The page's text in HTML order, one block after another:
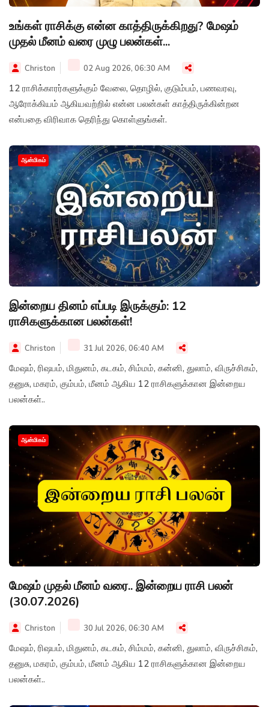
உங்கள் ராசிக்கு என்ன காத்திருக்கிறது? மேஷம்
முதல் மீனம் வரை முழு பலன்கள்...
Christon 02 Aug 2026, 06:30 AM
12 ராசிக்காரர்களுக்கும் வேலை, தொழில், குடும்பம், பணவரவு,
ஆரோக்கியம் ஆகியவற்றில் என்ன பலன்கள் காத்திருக்கின்றன
என்பதை விரிவாக தெரிந்து கொள்ளுங்கள்.
ஆன்மிகம்
இன்றைய தினம் எப்படி இருக்கும்: 12
ராசிகளுக்கான பலன்கள்!
Christon 31 Jul 2026, 06:40 AM
மேஷம், ரிஷபம், மிதுனம், கடகம், சிம்மம், கன்னி, துலாம், விருச்சிகம்,
தனுசு, மகரம், கும்பம், மீனம் ஆகிய 12 ராசிகளுக்கான இன்றைய
பலன்கள்..
ஆன்மிகம்
மேஷம் முதல் மீனம் வரை.. இன்றைய ராசி பலன்
(30.07.2026)
Christon 30 Jul 2026, 06:30 AM
மேஷம், ரிஷபம், மிதுனம், கடகம், சிம்மம், கன்னி, துலாம், விருச்சிகம்,
தனுசு, மகரம், கும்பம், மீனம் ஆகிய 12 ராசிகளுக்கான இன்றைய
பலன்கள்..